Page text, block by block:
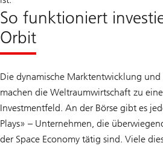
So funktioniert
Orbit
Die dynamische Marktentwicklung und
machen die Weltraumwirtschaft zu
Investmentfeld. An der Börse gibt es
Plays» – Unternehmen, die
der Space Economy tätig sind. Viele